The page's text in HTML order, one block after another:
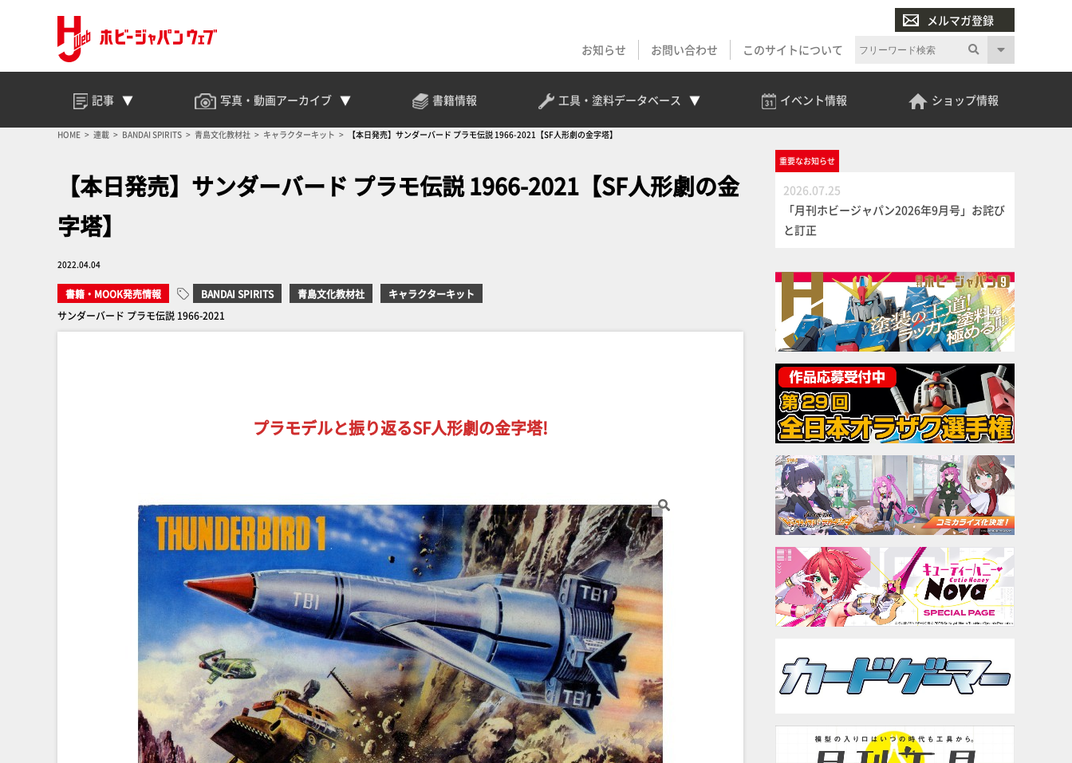
メルマガ登録
お知らせ
お問い合わせ このサイトについて
記事 写真・動画アーカイブ 書籍情報 工具・塗料データベース イベント情報 ショップ情報
HOME 連載 BANDAI SPIRITS 青島文化教材社 キャラクターキット 【本日発売】サンダーバード プラモ伝説 1966-2021【SF人形劇の金字塔】
【本日発売】サンダーバード プラモ伝説 1966-2021【SF人形劇の金
字塔】
2022.04.04
書籍・MOOK発売情報 BANDAI SPIRITS 青島文化教材社
キャラクターキット
サンダーバード プラモ伝説 1966-2021
プラモデルと振り返るSF人形劇の金字塔!
重要なお知らせ
2026.07.25
「月刊ホビージャパン2026年9月号」お詫び
と訂正